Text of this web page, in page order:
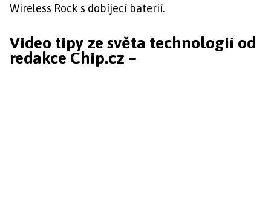
Wireless Rock s dobíjecí baterií.
Video tipy ze světa technologií od
redakce Chip.cz –